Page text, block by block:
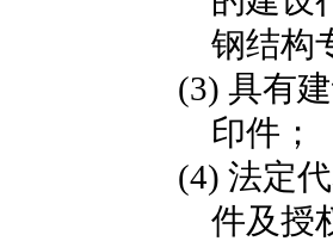
钢结构
(3) 具有
印件；
(4) 法定
件及授